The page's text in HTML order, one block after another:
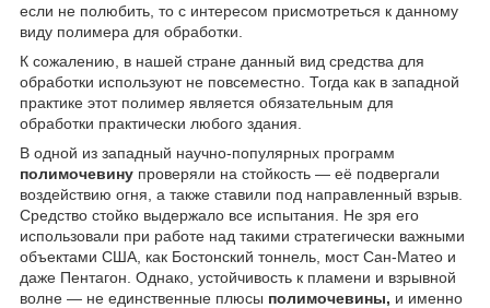
если не полюбить, то с интересом присмотреться к данному
виду полимера для обработки.
К сожалению, в нашей стране данный вид средства для
обработки используют не повсеместно. Тогда как в западной
практике этот полимер является обязательным для
обработки практически любого здания.
В одной из западный научно-популярных программ
полимочевину проверяли на стойкость — её подвергали
воздействию огня, а также ставили под направленный взрыв.
Средство стойко выдержало все испытания. Не зря его
использовали при работе над такими стратегически важными
объектами США, как Бостонский тоннель, мост Сан-Матео и
даже Пентагон. Однако, устойчивость к пламени и взрывной
волне — не единственные плюсы полимочевины, и именно